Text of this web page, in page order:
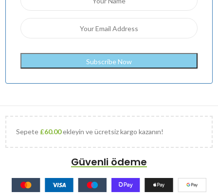
Sepete £60.00ekleyin ve ücretsiz kargo kazanın!
Güvenli ödeme